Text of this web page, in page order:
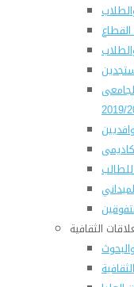
2019/
الثقافية